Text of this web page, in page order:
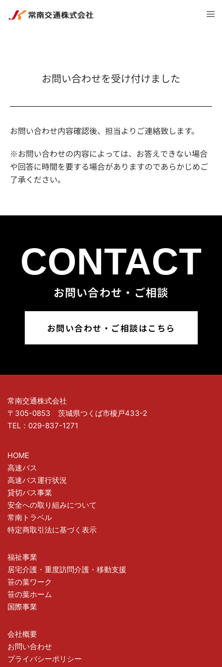
お問い合わせを受け付けました
お問い合わせ内容確認後、担当よりご連絡致します。
※お問い合わせの内容によっては、お答えできない場合
や回答に時間を要する場合がありますのであらかじめご
了承ください。
CONTACT
お問い合わせ・ご相談
お問い合わせ・ご相談はこちら
常南交通株式会社
〒305-0853 茨城県つくば市榎戸433-2
TEL：029-837-1271
HOME
高速バス
高速バス運行状況
貸切バス事業
安全への取り組みについて
常南トラベル
特定商取引法に基づく表示
福祉事業
居宅介護・重度訪問介護・移動支援
笹の葉ワーク
笹の葉ホーム
国際事業
会社概要
お問い合わせ
プライバシーポリシー